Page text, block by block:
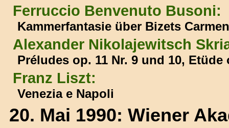
Ferruccio Benvenuto Busoni:
Kammerfantasie über Bizets Carmen
Alexander Nikolajewitsch
Préludes op. 11 Nr. 9 und 10, Etüde
Franz Liszt:
Venezia e Napoli
20. Mai 1990: Wiener